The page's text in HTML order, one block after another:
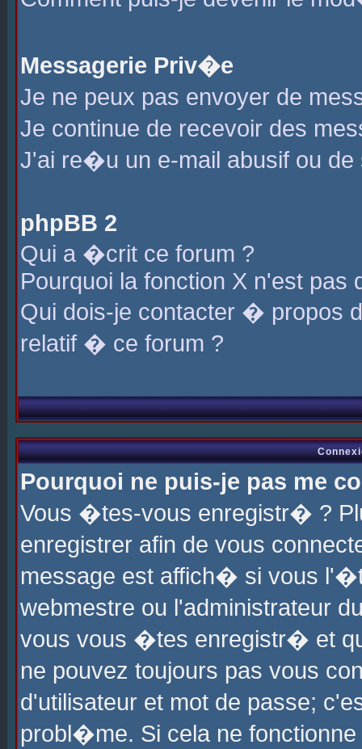
Messagerie Priv�e
Je ne peux pas envoyer de
Je continue de recevoir des
J'ai re�u un e-mail abusif ou de
phpBB 2
Qui a �crit ce forum ?
Pourquoi la fonction X n'est pas
Qui dois-je contacter � propos
relatif � ce forum ?
Pourquoi ne puis-je pas me
Vous �tes-vous enregistr� ?
enregistrer afin de vous
message est affich� si vous
webmestre ou l'administrateur
vous vous �tes enregistr� et
ne pouvez toujours pas vous
d'utilisateur et mot de passe;
probl�me. Si cela ne